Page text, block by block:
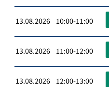
13.08.2026 10:00-11:00
13.08.2026 11:00-12:00
13.08.2026 12:00-13:00